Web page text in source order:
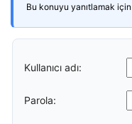
Bu konuyu yanıtlamak için
Kullanıcı adı:
Parola: